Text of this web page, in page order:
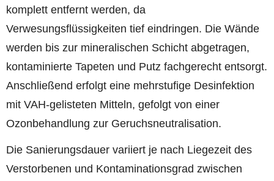
komplett entfernt werden, da
Verwesungsflüssigkeiten tief eindringen. Die Wände
werden bis zur mineralischen Schicht abgetragen,
kontaminierte Tapeten und Putz fachgerecht entsorgt.
Anschließend erfolgt eine mehrstufige Desinfektion
mit VAH-gelisteten Mitteln, gefolgt von einer
Ozonbehandlung zur Geruchsneutralisation.
Die Sanierungsdauer variiert je nach Liegezeit des
Verstorbenen und Kontaminationsgrad zwischen